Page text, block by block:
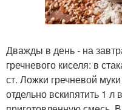
Дважды в день - на
гречневого киселя: в
ст. Ложки гречневой
отдельно вскипятить 1